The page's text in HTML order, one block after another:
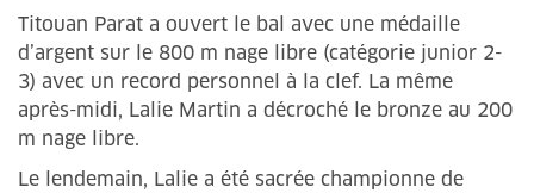
Titouan Parat a ouvert le bal avec une médaille
d’argent sur le 800 m nage libre (catégorie junior 2-
3) avec un record personnel à la clef. La même
après-midi, Lalie Martin a décroché le bronze au 200
m nage libre.
Le lendemain, Lalie a été sacrée championne de